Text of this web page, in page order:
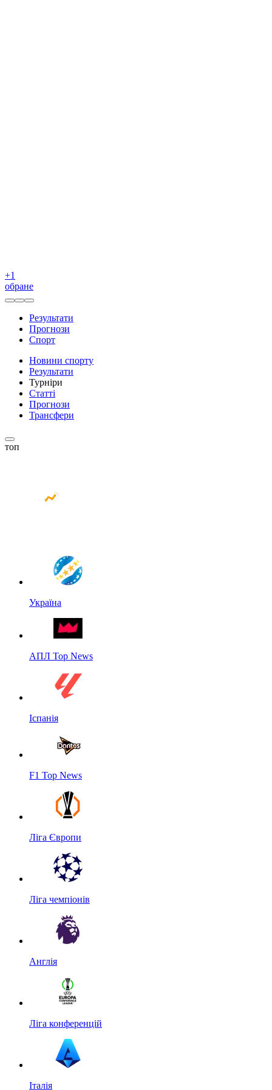
+1
обране
Результати
Прогнози
Спорт
Новини спорту
Результати
Турніри
Статті
Прогнози
Трансфери
топ
Україна
АПЛ Top News
Іспанія
F1 Top News
Ліга Європи
Ліга чемпіонів
Англія
Ліга конференцій
Італія